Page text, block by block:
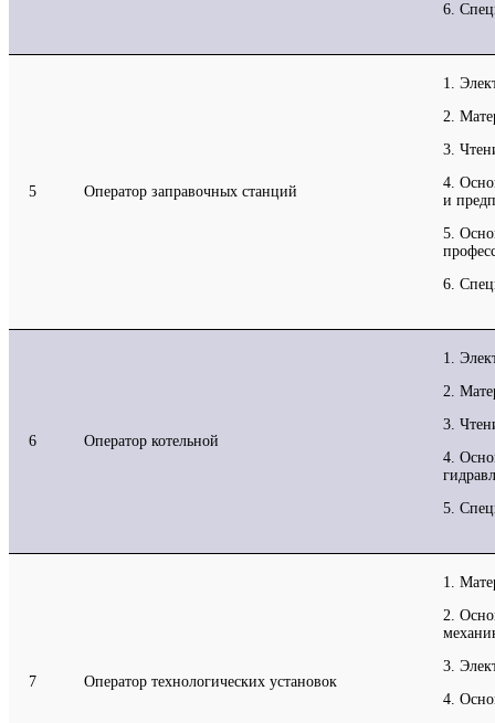
6.
5 Оператор заправочных станций
1.
2.
3.
4.
и
5.
6.
6 Оператор котельной
1.
2.
3.
4.
5.
7 Оператор технологических установок
1.
2.
3.
4.